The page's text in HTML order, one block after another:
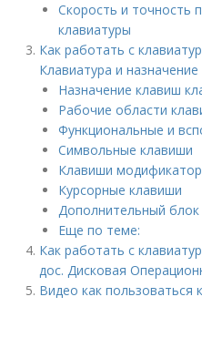
Скорость и точность
клавиатуры
Как работать с
Клавиатура и
Назначение клавиш
Рабочие области
Функциональные и
Символьные клавиши
Клавиши
Курсорные клавиши
Дополнительный
Еще по теме:
Как работать с
дос. Дисковая
Видео как пользоваться